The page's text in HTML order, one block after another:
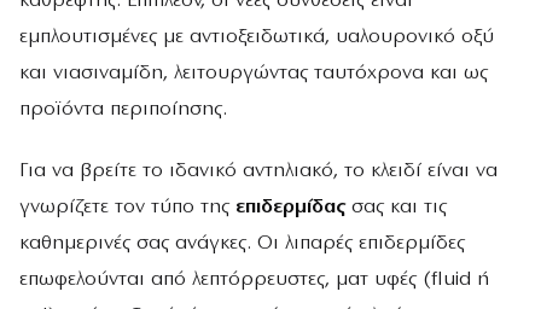
εμπλουτισμένες με αντιοξειδωτικά, υαλουρονικό οξύ
και νιασιναμίδη, λειτουργώντας ταυτόχρονα και ως
προϊόντα περιποίησης.
Για να βρείτε το ιδανικό αντηλιακό, το κλειδί είναι να
γνωρίζετε τον τύπο της επιδερμίδαςσας και τις
καθημερινές σας ανάγκες. Οι λιπαρές επιδερμίδες
επωφελούνται από λεπτόρρευστες, ματ υφές (fluid ή